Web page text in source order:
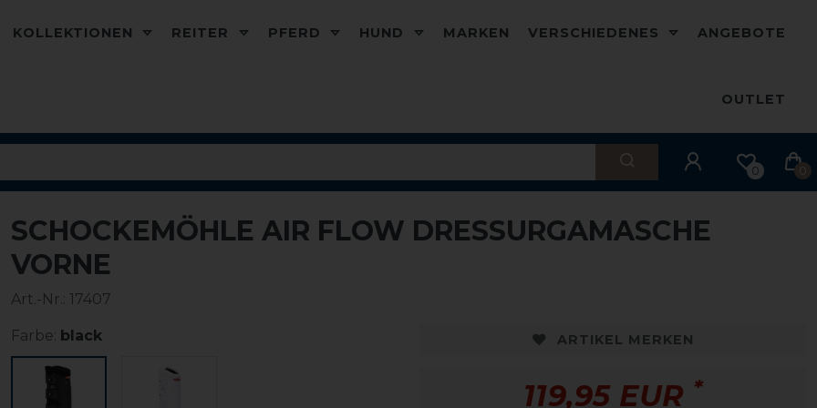
KOLLEKTIONEN REITER PFERD HUND MARKEN VERSCHIEDENES ANGEBOTE
OUTLET
0 0
SCHOCKEMÖHLE AIR FLOW DRESSURGAMASCHE
VORNE
Art.-Nr.: 17407
Farbe: black ARTIKEL MERKEN
119,95 EUR *